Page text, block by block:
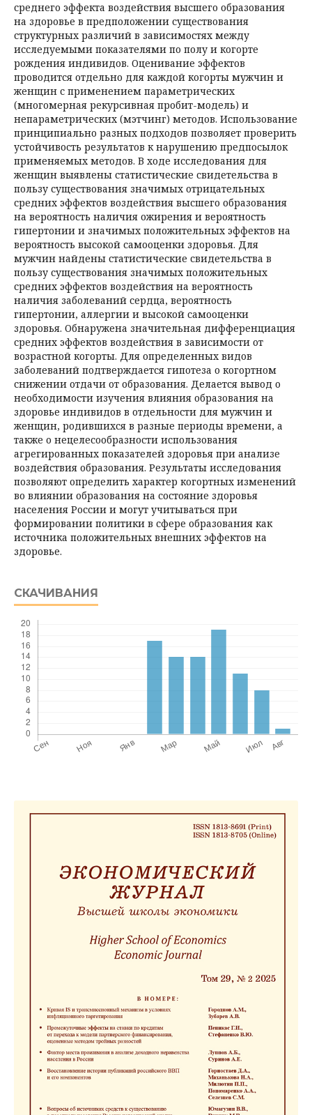
среднего эффекта воздействия высшего образования
на здоровье в предположении существования
структурных различий в зависимостях между
исследуемыми показателями по полу и когорте
рождения индивидов. Оценивание эффектов
проводится отдельно для каждой когорты мужчин и
женщин с применением параметрических
(многомерная рекурсивная пробит-модель) и
непараметрических (мэтчинг) методов. Использование
принципиально разных подходов позволяет проверить
устойчивость результатов к нарушению предпосылок
применяемых методов. В ходе исследования для
женщин выявлены статистические свидетельства в
пользу существования значимых отрицательных
средних эффектов воздействия высшего образования
на вероятность наличия ожирения и вероятность
гипертонии и значимых положительных эффектов на
вероятность высокой самооценки здоровья. Для
мужчин найдены статистические свидетельства в
пользу существования значимых положительных
средних эффектов воздействия на вероятность
наличия заболеваний сердца, вероятность
гипертонии, аллергии и высокой самооценки
здоровья. Обнаружена значительная дифференциация
средних эффектов воздействия в зависимости от
возрастной когорты. Для определенных видов
заболеваний подтверждается гипотеза о когортном
снижении отдачи от образования. Делается вывод о
необходимости изучения влияния образования на
здоровье индивидов в отдельности для мужчин и
женщин, родившихся в разные периоды времени, а
также о нецелесообразности использования
агрегированных показателей здоровья при анализе
воздействия образования. Результаты исследования
позволяют определить характер когортных изменений
во влиянии образования на состояние здоровья
населения России и могут учитываться при
формировании политики в сфере образования как
источника положительных внешних эффектов на
здоровье.
СКАЧИВАНИЯ